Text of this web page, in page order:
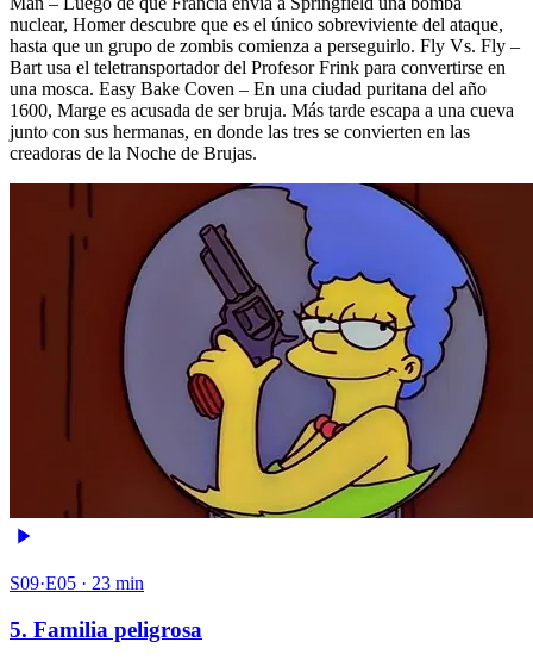
nuclear, Homer descubre que es el único sobreviviente del ataque,
hasta que un grupo de zombis comienza a perseguirlo. Fly Vs. Fly –
Bart usa el teletransportador del Profesor Frink para convertirse en
una mosca. Easy Bake Coven – En una ciudad puritana del año
1600, Marge es acusada de ser bruja. Más tarde escapa a una cueva
junto con sus hermanas, en donde las tres se convierten en las
creadoras de la Noche de Brujas.
S09·E05 · 23 min
5. Familia peligrosa